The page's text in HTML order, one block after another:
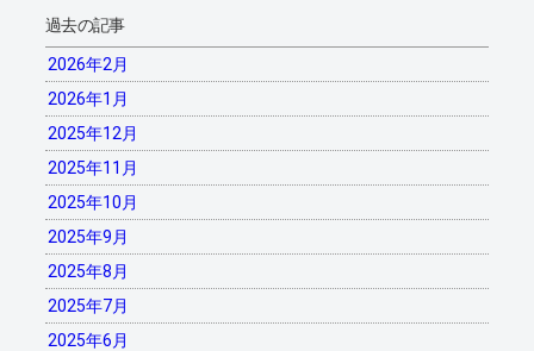
過去の記事
2026年2月
2026年1月
2025年12月
2025年11月
2025年10月
2025年9月
2025年8月
2025年7月
2025年6月